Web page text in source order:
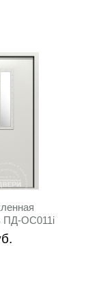
ПД-ОС011i